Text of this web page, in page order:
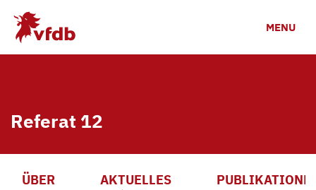
Zum Hauptinhalt
MENU
Referat 12
ÜBER
AKTUELLES